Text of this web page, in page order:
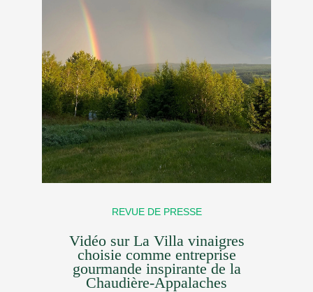
REVUE DE PRESSE
Vidéo sur La Villa vinaigres
choisie comme entreprise
gourmande inspirante de la
Chaudière-Appalaches